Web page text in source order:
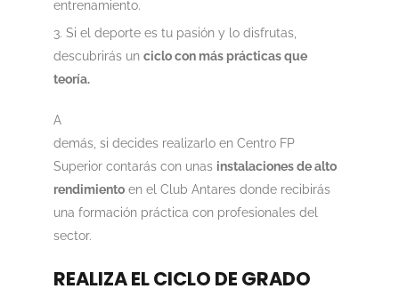
entrenamiento.
Si el deporte es tu pasión y lo disfrutas,
descubrirás un ciclo con más prácticas que
teoría.
A
demás, si decides realizarlo en Centro FP
Superior contarás con unas instalaciones de alto
rendimientoen el Club Antares donde recibirás
una formación práctica con profesionales del
sector.
REALIZA EL CICLO DE GRADO